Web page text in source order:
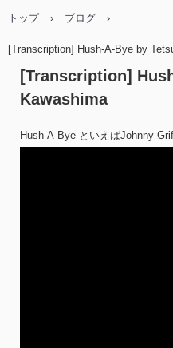
トップ › ブログ ›
[Transcription] Hush-A-Bye by
[Transcription]
Kawashima
Hush-A-Bye といえばJohnny